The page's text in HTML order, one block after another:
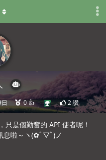
0👍 2讚
息啦～ヽ(✿ﾟ▽ﾟ)ノ